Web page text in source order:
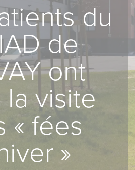
du
de
ont
la visite
« fées
»